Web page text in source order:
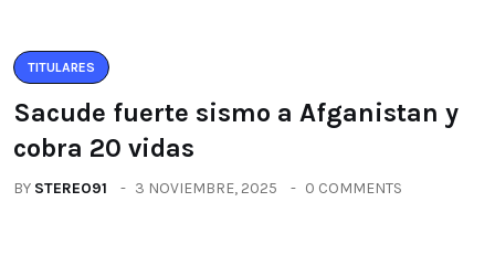
TITULARES
Sacude fuerte sismo a Afganistan y
cobra 20 vidas
BY STEREO91 3 NOVIEMBRE, 2025 0 COMMENTS